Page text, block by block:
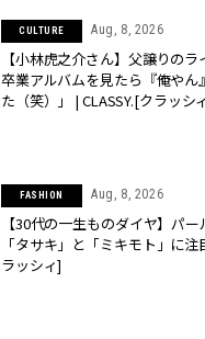
CULTURE Aug, 8, 2026
【小林虎之介さん】父譲りの
卒業アルバムを見たら『俺やん
た（笑）」 | CLASSY.[クラッシ
FASHION Aug, 8, 2026
【30代の一生ものダイヤ】パ
「タサキ」と「ミキモト」に注
ラッシィ]